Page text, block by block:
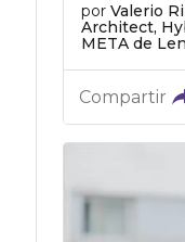
por Valerio
Architect,
META de
Compartir